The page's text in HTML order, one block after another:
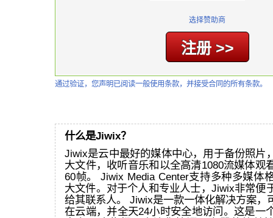
选择赞助商
通过验证，您声明已阅读一般使用条款，并接受合同的所有条款。
什么是Jiwix？
Jiwix是云中最好的媒体中心，用于备份照片
大文件，收听音乐和以全高清1080流媒体观
60帧。 Jiwix Media Center支持多种多媒体
大文件。对于个人和专业人士，Jiwix非常便
给其联系人。 Jiwix是一款一体化解决方案，
在云端，并全天24小时安全地访问。这是一